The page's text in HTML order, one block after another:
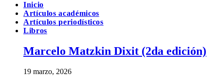
Inicio
Artículos académicos
Artículos periodísticos
Libros
Marcelo Matzkin Dixit (2da edición)
19 marzo, 2026